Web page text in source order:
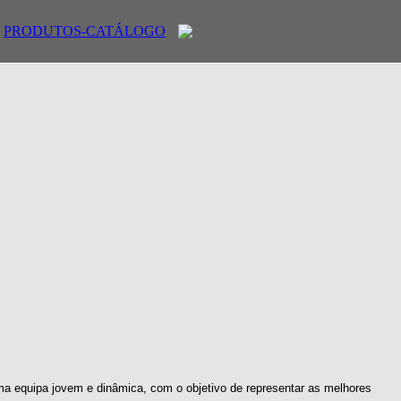
PRODUTOS-CATÁLOGO
equipa jovem e dinâmica, com o objetivo de representar as melhores